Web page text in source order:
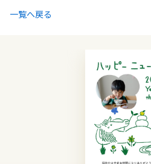
一覧へ戻る